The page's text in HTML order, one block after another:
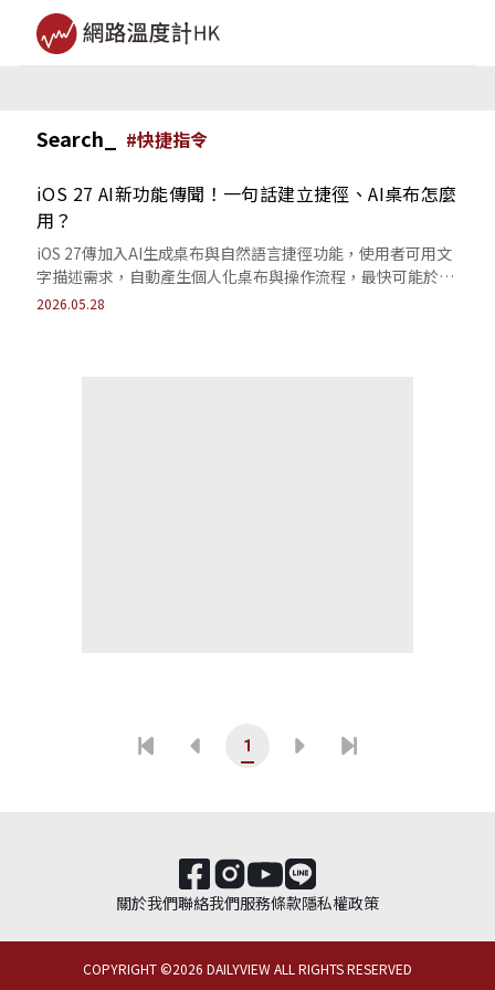
Search_ #快捷指令
iOS 27 AI新功能傳聞！一句話建立捷徑、AI桌布怎麼
用？
iOS 27傳加入AI生成桌布與自然語言捷徑功能，使用者可用文
字描述需求，自動產生個人化桌布與操作流程，最快可能於
WWDC 2026亮相。
2026.05.28
1
關於我們聯絡我們服務條款隱私權政策
COPYRIGHT ©2026 DAILYVIEW ALL RIGHTS RESERVED